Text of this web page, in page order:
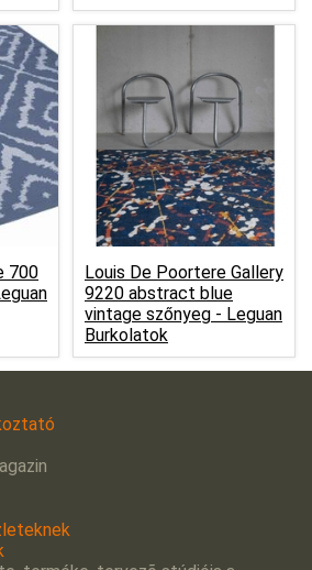
700
Louis De Poortere Gallery
9220 abstract blue
vintage szőnyeg - Leguan
Burkolatok